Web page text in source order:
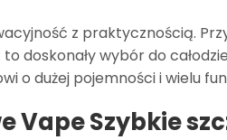
z praktycznością.
doskonały wybór do
o dużej pojemności i wielu
Vape Szybkie